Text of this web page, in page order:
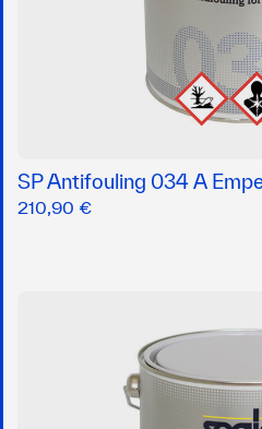
SP Antifouling 034 A
210,90 €